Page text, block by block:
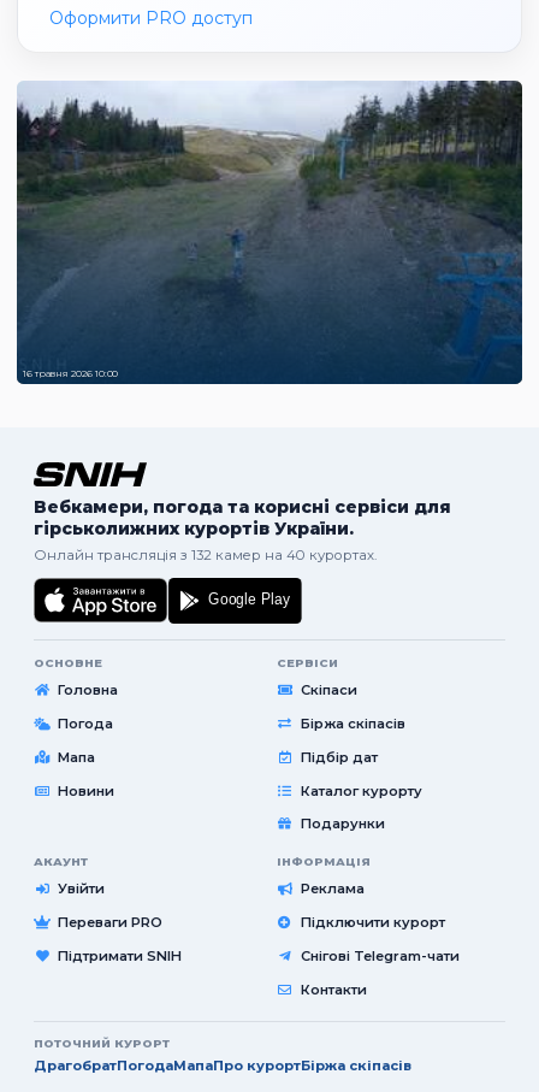
Оформити PRO доступ
16 травня 2026 10:00
Вебкамери, погода та корисні сервіси для
гірськолижних курортів України.
Онлайн трансляція з 132 камер на 40 курортах.
ОСНОВНЕ
Головна
Погода
Мапа
Новини
СЕРВІСИ
Скіпаси
Біржа скіпасів
Підбір дат
Каталог курорту
Подарунки
АКАУНТ
Увійти
Переваги PRO
Підтримати SNIH
ІНФОРМАЦІЯ
Реклама
Підключити курорт
Снігові Telegram-чати
Контакти
ПОТОЧНИЙ КУРОРТ
ДрагобратПогодаМапаПро курортБіржа скіпасів